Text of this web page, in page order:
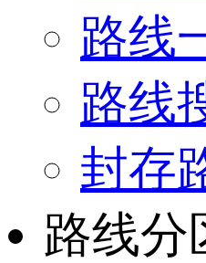
路线
路线
封存
路线分